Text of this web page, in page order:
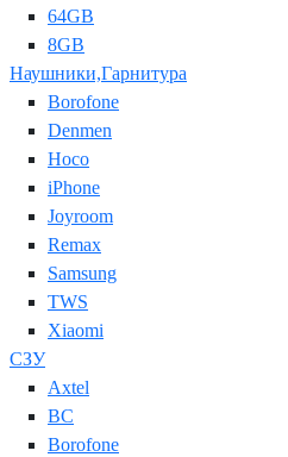
64GB
8GB
Наушники,Гарнитура
Borofone
Denmen
Hoco
iPhone
Joyroom
Remax
Samsung
TWS
Xiaomi
СЗУ
Axtel
BC
Borofone